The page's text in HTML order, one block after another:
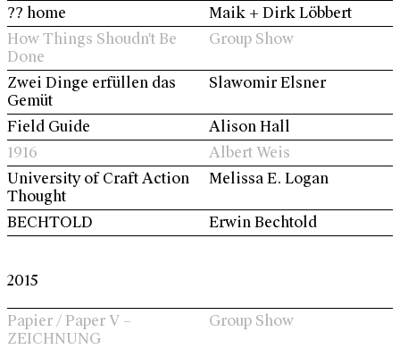
?? home
Maik + Dirk Löbbert
How Things Shoudn't Be
Done
Group Show
Zwei Dinge erfüllen das
Gemüt
Slawomir Elsner
Field Guide
Alison Hall
1916
Albert Weis
University of Craft Action
Thought
Melissa E. Logan
BECHTOLD Erwin Bechtold
2015
Papier / Paper V –
ZEICHNUNG
Group Show